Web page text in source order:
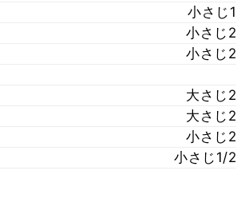
小さじ1
小さじ2
小さじ2
大さじ2
大さじ2
小さじ2
小さじ1/2